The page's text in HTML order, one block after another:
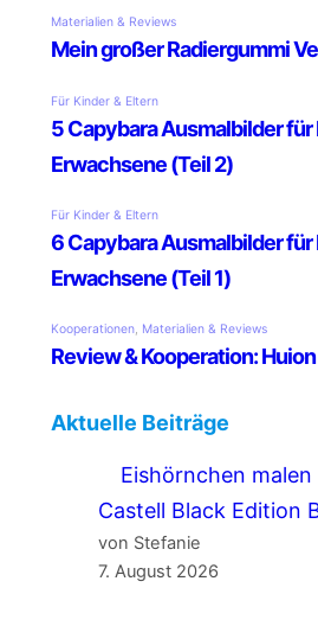
Aktuelle Beiträge
Eishörnchen
Castell Black Edition
von Stefanie
7. August 2026